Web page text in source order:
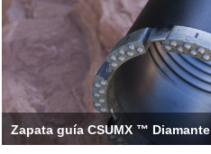
Zapata guía CSUMX ™ Diamante